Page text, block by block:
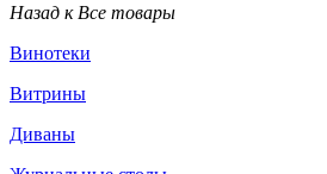
Назад к Все товары
Винотеки
Витрины
Диваны